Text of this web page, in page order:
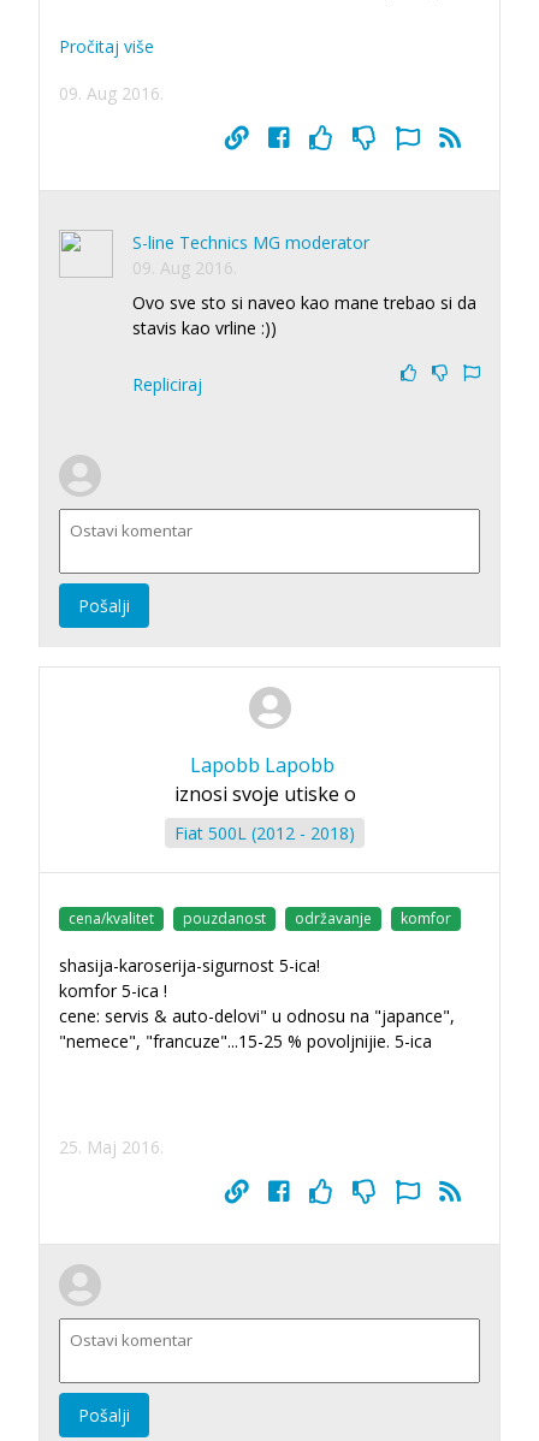
Pročitaj više
09. Aug 2016.
S-line Technics MG moderator
09. Aug 2016.
Ovo sve sto si naveo kao mane trebao si da
stavis kao vrline :))
Repliciraj
Pošalji
Lapobb Lapobb
iznosi svoje utiske o
Fiat 500L (2012 - 2018)
cena/kvalitet pouzdanost održavanje komfor
shasija-karoserija-sigurnost 5-ica!
komfor 5-ica !
cene: servis & auto-delovi" u odnosu na "japance",
"nemece", "francuze"...15-25 % povoljnijie. 5-ica
25. Maj 2016.
Pošalji